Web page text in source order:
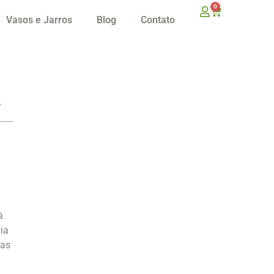
Vasos e Jarros Blog Contato
0